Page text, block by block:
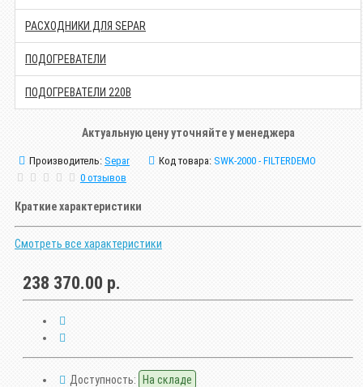
РАСХОДНИКИ ДЛЯ SEPAR
ПОДОГРЕВАТЕЛИ
ПОДОГРЕВАТЕЛИ 220В
Актуальную цену уточняйте у менеджера
Производитель: Separ Код товара: SWK-2000 - FILTERDEMO
0 отзывов
Краткие характеристики
Смотреть все характеристики
238 370.00 р.
Доступность: На складе